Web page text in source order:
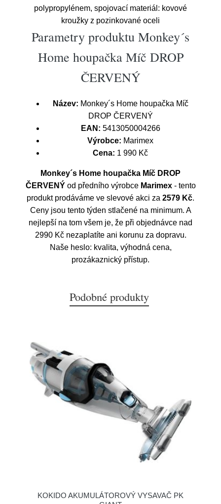
polypropylénem, spojovací materiál: kovové
kroužky z pozinkované oceli
Parametry produktu Monkey´s
Home houpačka Míč DROP
ČERVENÝ
Název: Monkey´s Home houpačka Míč
DROP ČERVENÝ
EAN: 5413050004266
Výrobce: Marimex
Cena: 1 990 Kč
Monkey´s Home houpačka Míč DROP
ČERVENÝod předního výrobce Marimex- tento
produkt prodáváme ve slevové akci za 2579 Kč.
Ceny jsou tento týden stlačené na minimum. A
nejlepší na tom všem je, že při objednávce nad
2990 Kč nezaplatíte ani korunu za dopravu.
Naše heslo: kvalita, výhodná cena,
prozákaznický přístup.
Podobné produkty
KOKIDO AKUMULÁTOROVÝ VYSAVAČ PK